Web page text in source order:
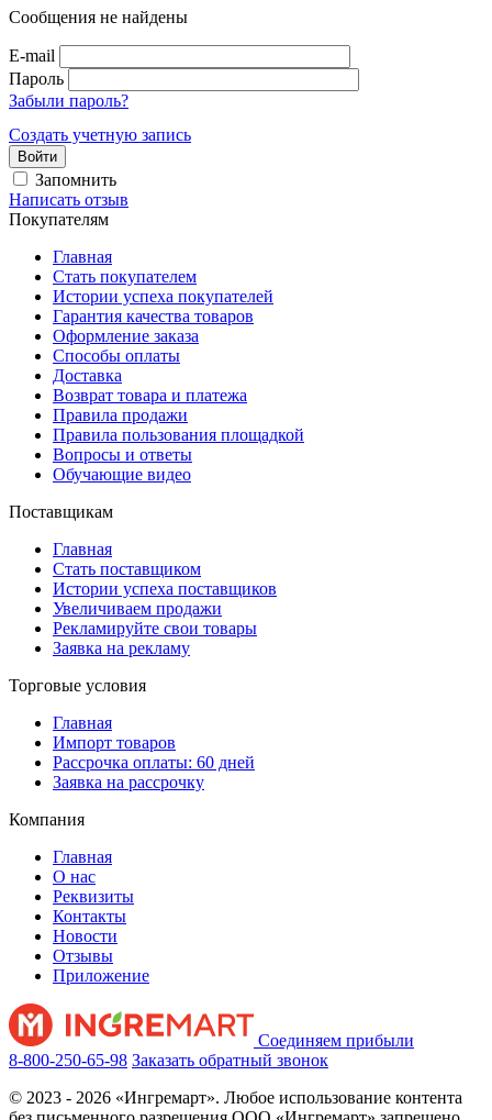
Сообщения не найдены
E-mail
Пароль
Забыли пароль?
Создать учетную запись
Войти
Запомнить
Написать отзыв
Покупателям
Главная
Стать покупателем
Истории успеха покупателей
Гарантия качества товаров
Оформление заказа
Способы оплаты
Доставка
Возврат товара и платежа
Правила продажи
Правила пользования площадкой
Вопросы и ответы
Обучающие видео
Поставщикам
Главная
Стать поставщиком
Истории успеха поставщиков
Увеличиваем продажи
Рекламируйте свои товары
Заявка на рекламу
Торговые условия
Главная
Импорт товаров
Рассрочка оплаты: 60 дней
Заявка на рассрочку
Компания
Главная
О нас
Реквизиты
Контакты
Новости
Отзывы
Приложение
Соединяем прибыли
8-800-250-65-98 Заказать обратный звонок
© 2023 - 2026 «Ингремарт». Любое использование контента